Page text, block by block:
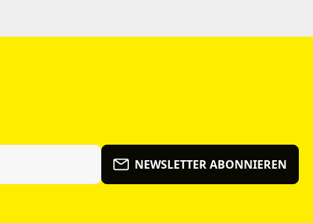
NEWSLETTER ABONNIEREN